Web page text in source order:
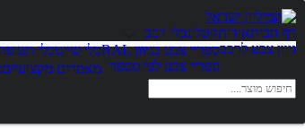
דף הביתאודותקטלוגכלי רכב
גיוון צבע לרכבספריי צבע בגיוון RAL
ספריי צבע לפי מספר
כלי שייטכלי
מאמרים מקצועיים